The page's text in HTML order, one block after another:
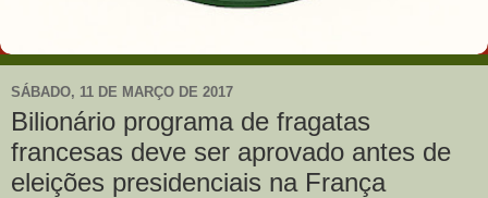
SÁBADO, 11 DE MARÇO DE 2017
Bilionário programa de fragatas
francesas deve ser aprovado antes de
eleições presidenciais na França